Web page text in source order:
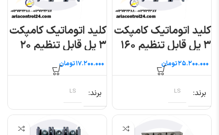
کلید اتوماتیک کامپکت
۳ پل قابل تنظیم ۱۶۰
آمپر (متاسول) ال اس
تومان
برند LS
کلید اتوماتیک کامپکت
۳ پل قابل تنظیم ۲۰
آمپر (متاسول) ال اس
تومان
برند LS